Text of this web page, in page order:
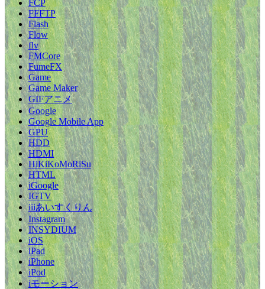
FCP
FFFTP
Flash
Flow
flv
FMCore
FumeFX
Game
Game Maker
GIFアニメ
Google
Google Mobile App
GPU
HDD
HDMI
HiKiKoMoRiSu
HTML
iGoogle
IGTV
iiiあいすくりん
Instagram
INSYDIUM
iOS
iPad
iPhone
iPod
iモーション